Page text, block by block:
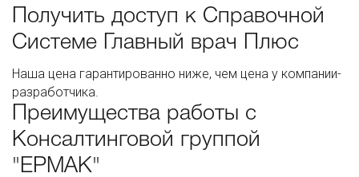
Получить доступ к Справочной
Системе Главный врач Плюс
Наша цена гарантированно ниже, чем цена у компании-
разработчика.
Преимущества работы с
Консалтинговой группой
"ЕРМАК"